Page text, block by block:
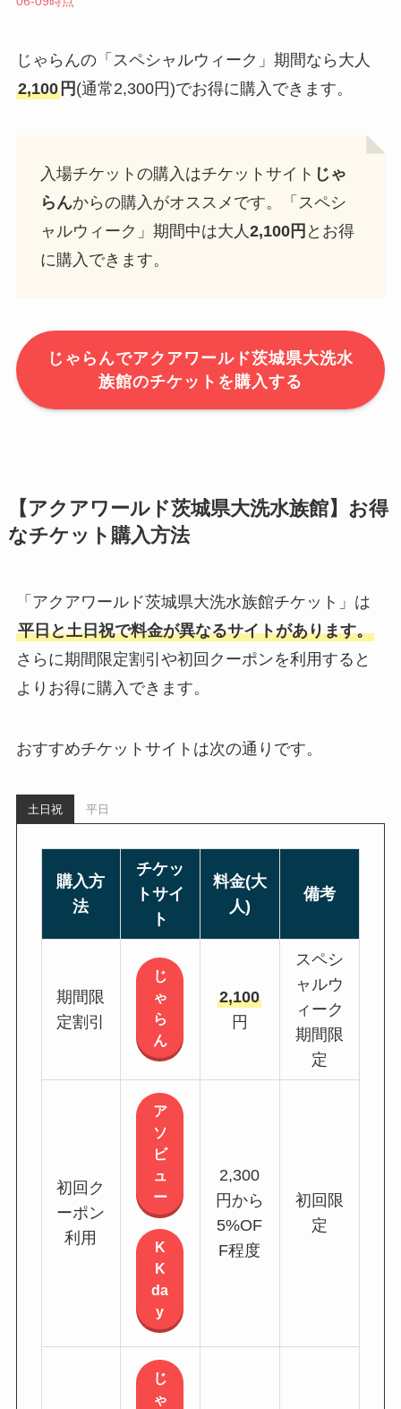
じゃらんの「スペシャルウィーク」期間なら大人
2,100円 (通常2,300円)でお得に購入できます。
入場チケットの購入はチケットサイト じゃ
らんからの購入がオススメです。「スペシ
ャルウィーク」期間中は大人2,100円 とお得
に購入できます。
じゃらんでアクアワールド茨城県大洗水
族館のチケットを購入する
【アクアワールド茨城県大洗水族館】お得
なチケット購入方法
「アクアワールド茨城県大洗水族館チケット」は
平日と土日祝で料金が異なるサイトがあります。
さらに期間限定割引や初回クーポンを利用すると
よりお得に購入できます。
おすすめチケットサイトは次の通りです。
土日祝 平日
購入方
法
チケッ
トサイ
ト
料金(大
人)
備考
期間限
定割引
じ
ゃ
ら
ん
2,100
円
スペシ
ャルウ
ィーク
期間限
定
初回ク
ーポン
利用
ア
ソ
ビ
ュ
ー
K
K
da
y
2,300
円から
5%OF
F程度
初回限
定
じ
ゃ